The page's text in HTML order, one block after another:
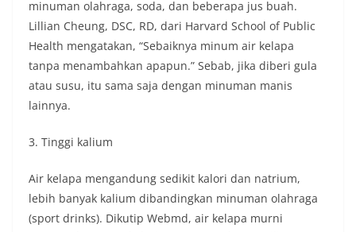
minuman olahraga, soda, dan beberapa jus buah.
Lillian Cheung, DSC, RD, dari Harvard School of Public
Health mengatakan, “Sebaiknya minum air kelapa
tanpa menambahkan apapun.” Sebab, jika diberi gula
atau susu, itu sama saja dengan minuman manis
lainnya.
3. Tinggi kalium
Air kelapa mengandung sedikit kalori dan natrium,
lebih banyak kalium dibandingkan minuman olahraga
(sport drinks). Dikutip Webmd, air kelapa murni